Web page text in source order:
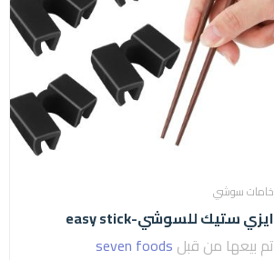
خامات سوشي
ايزي ستيك للسوشي-easy stick
تم بيعها من قبل seven foods